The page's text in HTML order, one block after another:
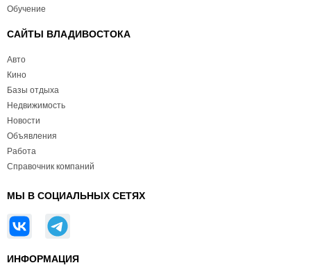
Обучение
САЙТЫ ВЛАДИВОСТОКА
Авто
Кино
Базы отдыха
Недвижимость
Новости
Объявления
Работа
Справочник компаний
МЫ В СОЦИАЛЬНЫХ СЕТЯХ
ИНФОРМАЦИЯ